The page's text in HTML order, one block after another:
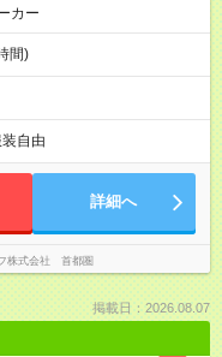
カー
間)
装自由
詳細へ
株式会社 首都圏
掲載日：2026.08.07